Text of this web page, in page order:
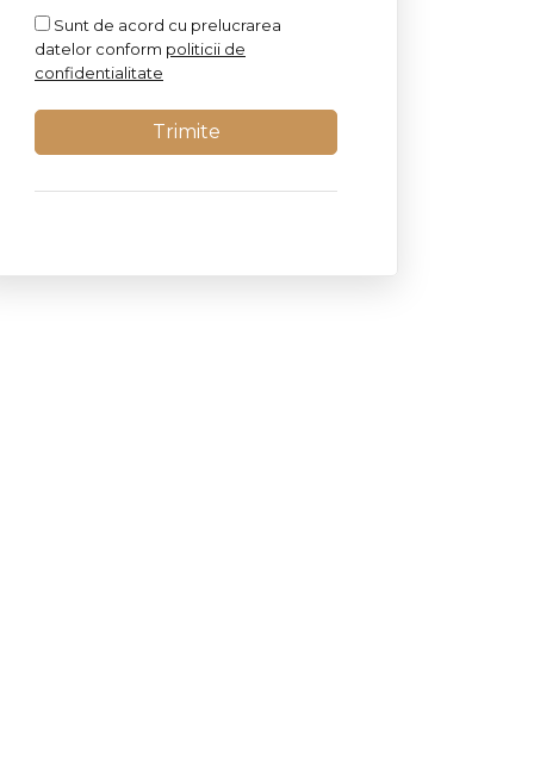
Sunt de acord cu prelucrarea
datelor conform politicii de
confidentialitate